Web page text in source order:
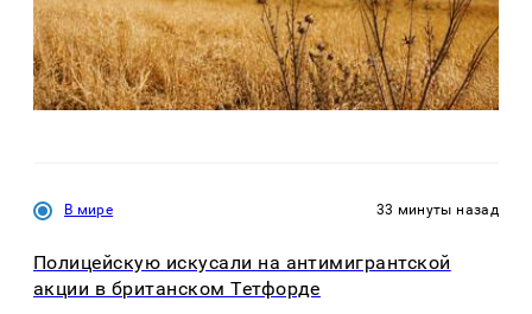
В мире 33 минуты назад
Полицейскую искусали на антимигрантской
акции в британском Тетфорде